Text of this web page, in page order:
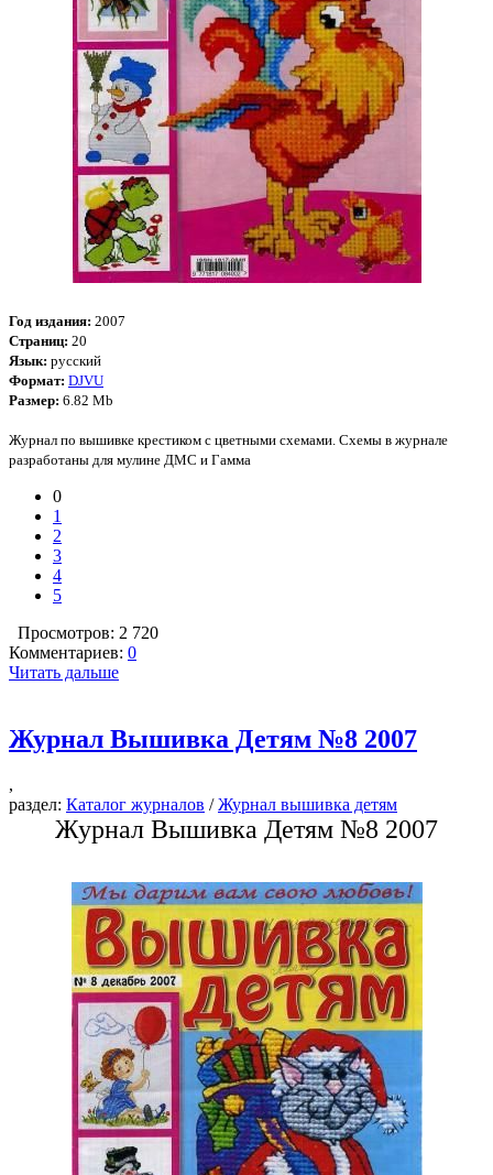
Год издания: 2007
Страниц: 20
Язык: русский
Формат: DJVU
Размер: 6.82 Mb
Журнал по вышивке крестиком с цветными схемами. Схемы в журнале
разработаны для мулине ДМС и Гамма
0
1
2
3
4
5
Просмотров: 2 720
Комментариев: 0
Читать дальше
Журнал Вышивка Детям №8 2007
,
раздел: Каталог журналов /Журнал вышивка детям
Журнал Вышивка Детям №8 2007